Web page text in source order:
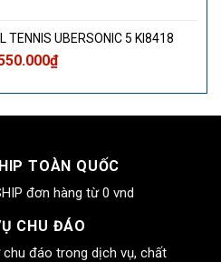
là:
2.550.000₫.
TENNIS UBERSONIC 5 KI8418
₫Giá
tại
là:
TOÀN QUỐC
đơn hàng từ 0 vnd
CHU ĐÁO
đáo trong dịch vụ, chất